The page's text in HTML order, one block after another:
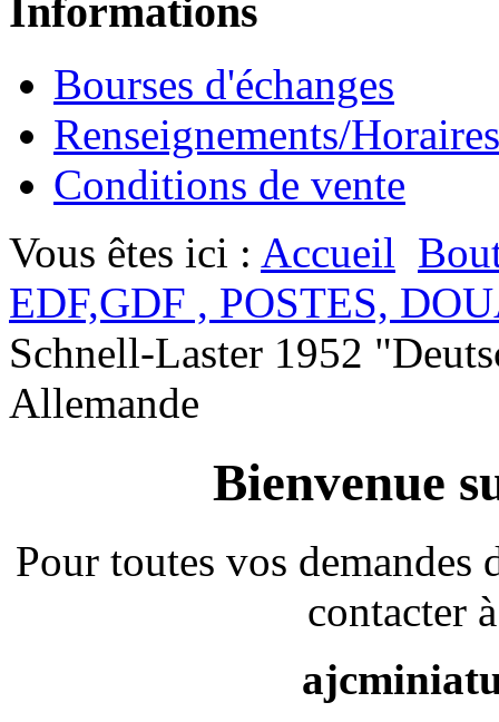
Informations
Bourses d'échanges
Renseignements/Horaires
Conditions de vente
Vous êtes ici : Accueil
EDF,GDF , POSTES,
Schnell-Laster 1952
Allemande
Bienvenue
Pour toutes vos
contacter